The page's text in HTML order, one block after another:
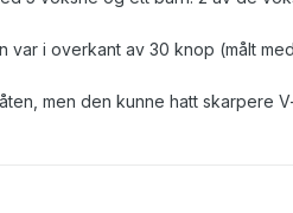
var i overkant av 30 knop (målt
men den kunne hatt skarpere